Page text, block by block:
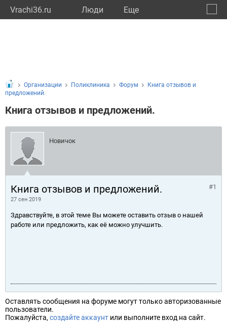
Vrachi36.ru Люди Eще
Организации Поликлиника Форум
Книга отзывов и
предложений.
Книга отзывов и предложений.
Новичок
Книга отзывов и предложений.
27 сен 2019
#1
Здравствуйте, в этой теме Вы можете оставить отзыв о нашей
работе или предложить, как её можно улучшить.
Оставлять сообщения на форуме могут только авторизованные
пользователи.
Пожалуйста, создайте аккаунт или выполните вход на сайт.